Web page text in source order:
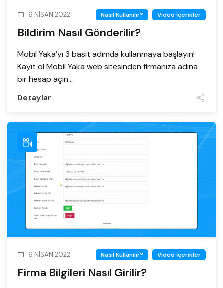
6 NISAN 2022 Nasıl Kullanılır? Video İçerikler
Bildirim Nasıl Gönderilir?
Mobil Yaka’yı 3 basit adımda kullanmaya başlayın!
Kayıt ol Mobil Yaka web sitesinden firmanıza adına
bir hesap açın...
Detaylar
6 NISAN 2022 Nasıl Kullanılır? Video İçerikler
Firma Bilgileri Nasıl Girilir?